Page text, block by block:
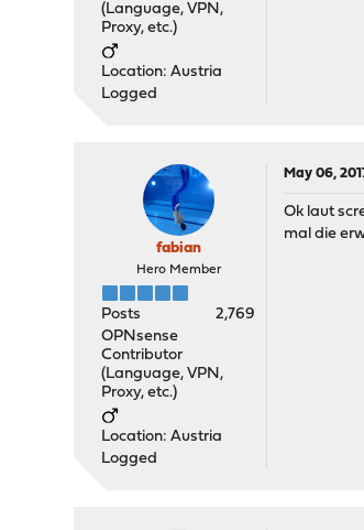
(Language, VPN,
Proxy, etc.)
Location: Austria
Logged
fabian
Hero Member
Posts
2,769
OPNsense
Contributor
(Language, VPN,
Proxy, etc.)
Location: Austria
Logged
May 06,
Ok laut
mal die